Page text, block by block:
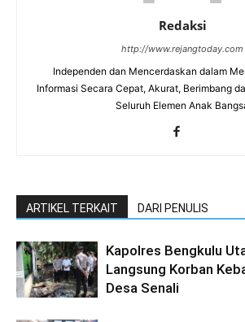
Redaksi
http://www.rejangtoday.com
Independen dan Mencerdaskan dalam
Informasi Secara Cepat, Akurat, Berimbang
Seluruh Elemen Anak
ARTIKEL TERKAIT DARI PENULIS
Kapolres Bengkulu
Langsung Korban
Desa Senali